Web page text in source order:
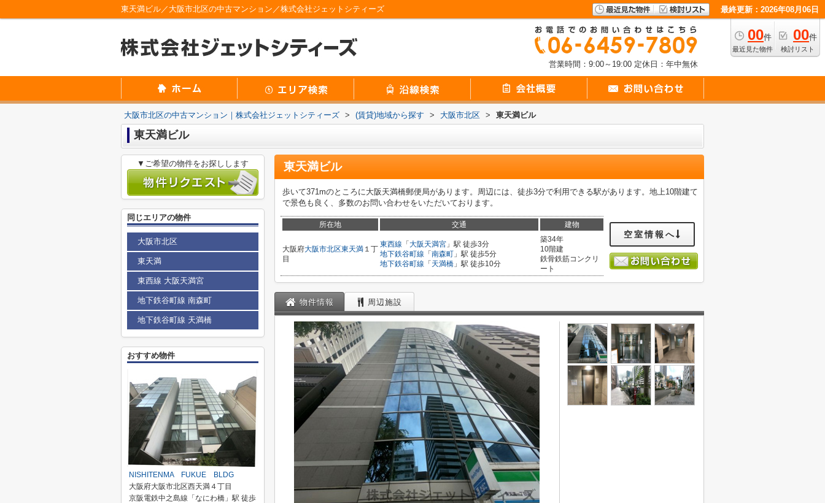
東天満ビル／大阪市北区の中古マンション／株式会社ジェットシティーズ 最終更新：2026年08月06日
00件
最近見た物件
00件
検討リスト
営業時間：9:00～19:00 定休日：年中無休
大阪市北区の中古マンション｜株式会社ジェットシティーズ > (賃貸)地域から探す > 大阪市北区 > 東天満ビル
東天満ビル
東天満ビル
歩いて371mのところに大阪天満橋郵便局があります。周辺には、徒歩3分で利用できる駅があります。地上10階建て
で景色も良く、多数のお問い合わせをいただいております。
所在地 交通 建物
大阪府大阪市北区東天満 １丁
目
東西線 「 大阪天満宮 」駅 徒歩3分
地下鉄谷町線 「 南森町 」駅 徒歩5分
地下鉄谷町線 「 天満橋 」駅 徒歩10分
築34年
10階建
鉄骨鉄筋コンクリ
ート
空室情報へ
物件情報 周辺施設
▼ご希望の物件をお探しします
同じエリアの物件
大阪市北区
東天満
東西線 大阪天満宮
地下鉄谷町線 南森町
地下鉄谷町線 天満橋
おすすめ物件
NISHITENMA FUKUE BLDG
大阪府大阪市北区西天満４丁目
京阪電鉄中之島線「なにわ橋」駅 徒歩